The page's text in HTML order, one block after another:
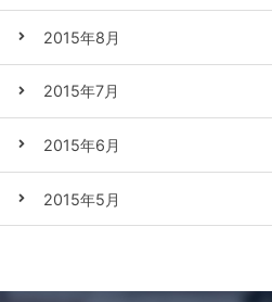
2015年8月
2015年7月
2015年6月
2015年5月